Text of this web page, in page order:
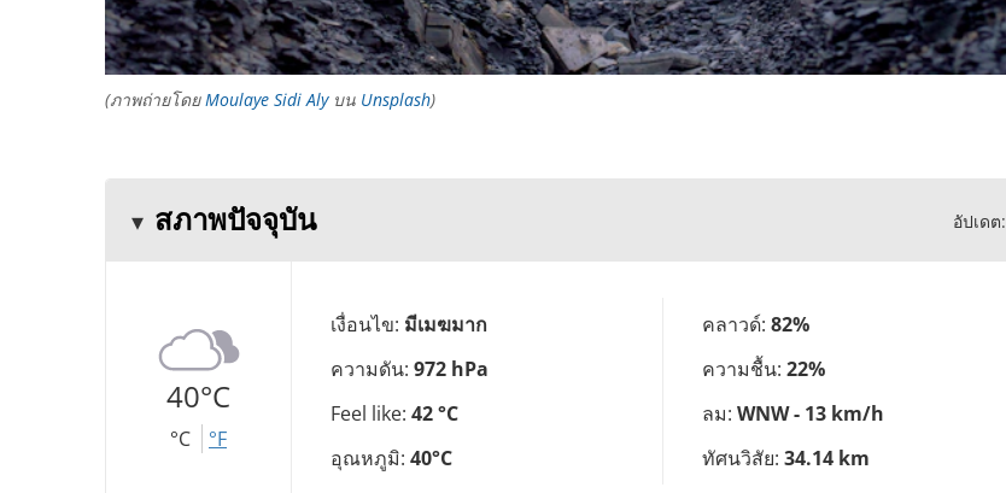
(ภาพถ่ายโดยMoulaye Sidi Alyบน Unsplash)
สภาพปัจจุบัน อัปเดต:
40°C
°C °F
เงื่อนไข: มีเมฆมาก
ความดัน: 972 hPa
Feel like: 42 °C
อุณหภูมิ: 40°C
คลาวด์: 82%
ความชื้น: 22%
ลม: WNW - 13 km/h
ทัศนวิสัย: 34.14 km